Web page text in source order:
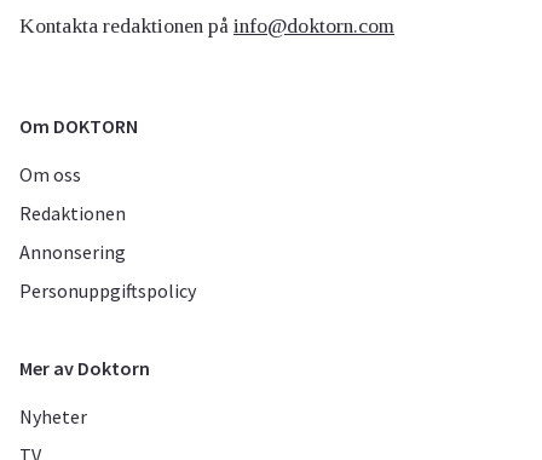
Kontakta redaktionen på info@doktorn.com
Om DOKTORN
Om oss
Redaktionen
Annonsering
Personuppgiftspolicy
Mer av Doktorn
Nyheter
TV